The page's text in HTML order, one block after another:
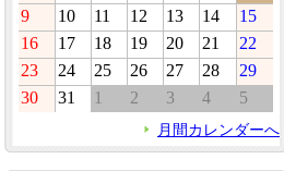
9
10 11 12 13 14
15
16
17 18 19 20 21
22
23
24 25 26 27 28
29
30
31 1 2 3 4 5
月間カレンダーへ